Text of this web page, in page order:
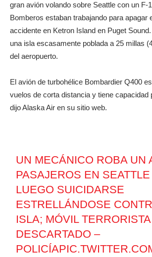
gran avión volando sobre Seattle con un F-
Bomberos estaban trabajando para apagar
accidente en Ketron Island en Puget
una isla escasamente poblada a 25 millas
del aeropuerto.
El avión de turbohélice Bombardier Q400
vuelos de corta distancia y tiene capacidad
dijo Alaska Air en su sitio web.
UN MECÁNICO ROBA UN
PASAJEROS EN
LUEGO SUICIDARSE
ESTRELLÁNDOSE
ISLA; MÓVIL TERRORISTA
DESCARTADO –
POLICÍA